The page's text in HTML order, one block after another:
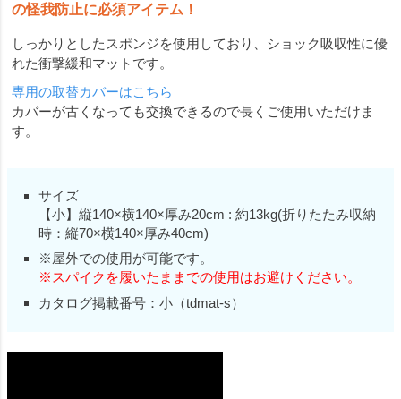
の怪我防止に必須アイテム！
しっかりとしたスポンジを使用しており、ショック吸収性に優
れた衝撃緩和マットです。
専用の取替カバーはこちら
カバーが古くなっても交換できるので長くご使用いただけま
す。
サイズ
【小】縦140×横140×厚み20cm : 約13kg(折りたたみ収納
時：縦70×横140×厚み40cm)
※屋外での使用が可能です。
※スパイクを履いたままでの使用はお避けください。
カタログ掲載番号：小（tdmat-s）